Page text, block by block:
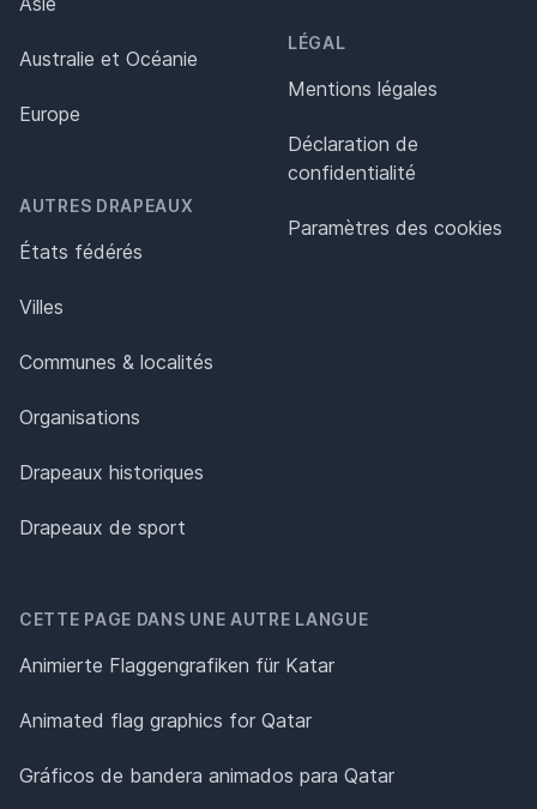
Australie et Océanie
Europe
AUTRES DRAPEAUX
États fédérés
Villes
Communes & localités
Organisations
Drapeaux historiques
Drapeaux de sport
LÉGAL
Mentions légales
Déclaration de
confidentialité
Paramètres des cookies
CETTE PAGE DANS UNE AUTRE LANGUE
Animierte Flaggengrafiken für Katar
Animated flag graphics for Qatar
Gráficos de bandera animados para Qatar